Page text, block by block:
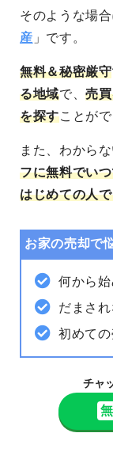
そのような場
産 」です。
無料＆秘密厳守
る地域で、売
を探すことがで
また、わから
フに無料でい
はじめての人
お家の売却で
何から
だまさ
初めて
チャ